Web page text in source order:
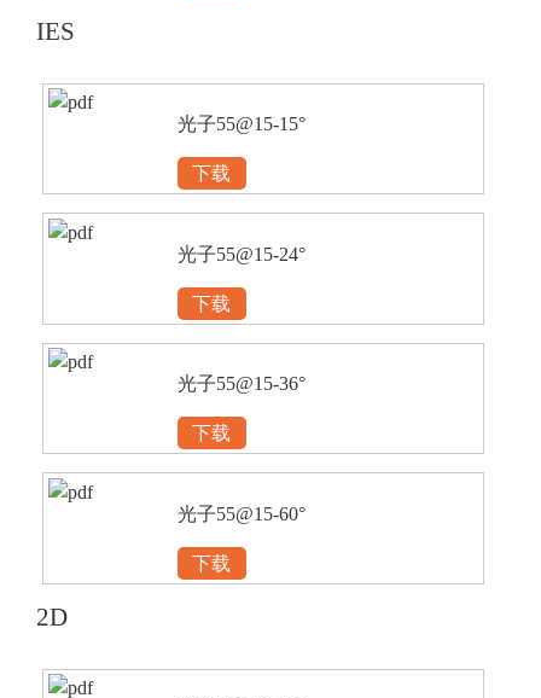
IES
光子55@15-15°
下载
光子55@15-24°
下载
光子55@15-36°
下载
光子55@15-60°
下载
2D